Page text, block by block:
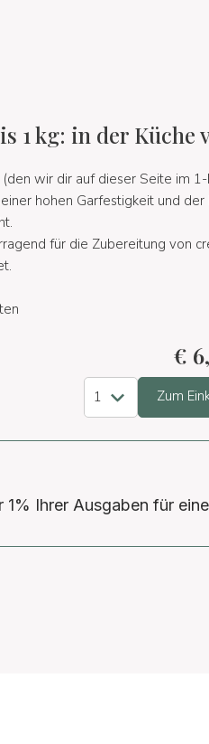
1 kg: in der Küche
wir dir auf dieser Seite im
hohen Garfestigkeit und der
für die Zubereitung von
€
Zum
Ihrer Ausgaben für